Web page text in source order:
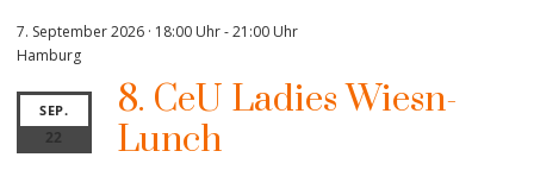
7. September 2026 · 18:00 Uhr-21:00 Uhr
Hamburg
SEP.
22
8. CeU Ladies Wiesn-
Lunch